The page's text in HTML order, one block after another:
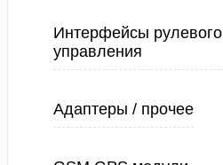
Интерфейсы рулевого
управления
Адаптеры / прочее